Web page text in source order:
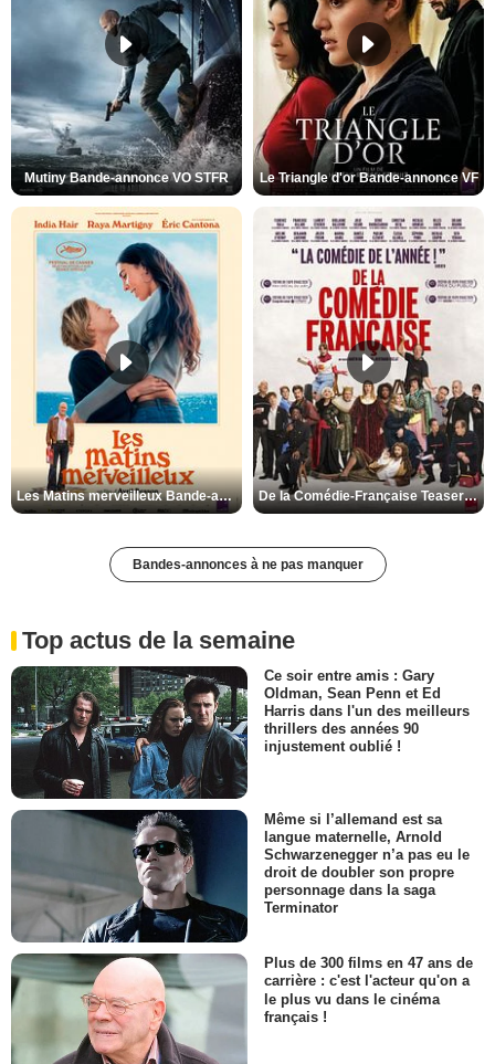
Mutiny Bande-annonce VO STFR Le Triangle d'or Bande-annonce VF
Les Matins merveilleux Bande-annonce VF De la Comédie-Française Teaser VF
Bandes-annonces à ne pas manquer
Top actus de la semaine
Ce soir entre amis : Gary
Oldman, Sean Penn et Ed
Harris dans l'un des meilleurs
thrillers des années 90
injustement oublié !
Même si l’allemand est sa
langue maternelle, Arnold
Schwarzenegger n’a pas eu le
droit de doubler son propre
personnage dans la saga
Terminator
Plus de 300 films en 47 ans de
carrière : c'est l'acteur qu'on a
le plus vu dans le cinéma
français !